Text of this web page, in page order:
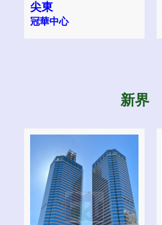
尖東
冠華中心
新界